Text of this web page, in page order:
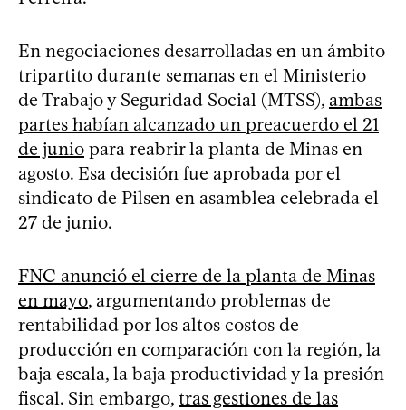
En negociaciones desarrolladas en un ámbito
tripartito durante semanas en el Ministerio
de Trabajo y Seguridad Social (MTSS), ambas
partes habían alcanzado un preacuerdo el 21
de junio para reabrir la planta de Minas en
agosto. Esa decisión fue aprobada por el
sindicato de Pilsen en asamblea celebrada el
27 de junio.
FNC anunció el cierre de la planta de Minas
en mayo, argumentando problemas de
rentabilidad por los altos costos de
producción en comparación con la región, la
baja escala, la baja productividad y la presión
fiscal. Sin embargo, tras gestiones de las